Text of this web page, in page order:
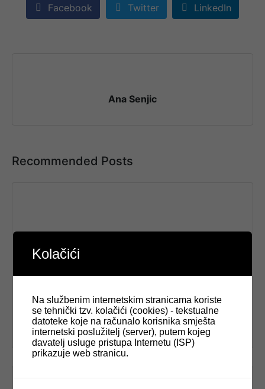
Facebook Twitter LinkedIn
Ana Senjic
Recommended Posts
GREEN4DAZ – uloga i značaj zelene tranzicije u
procesu projektiranja
Kolačići
Na službenim internetskim stranicama koriste
se tehnički tzv. kolačići (cookies) - tekstualne
datoteke koje na računalo korisnika smješta
internetski poslužitelj (server), putem kojeg
davatelj usluge pristupa Internetu (ISP)
prikazuje web stranicu.